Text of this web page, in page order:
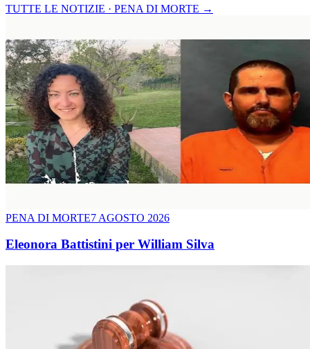
TUTTE LE NOTIZIE · PENA DI MORTE →
PENA DI MORTE7 AGOSTO 2026
Eleonora Battistini per William Silva